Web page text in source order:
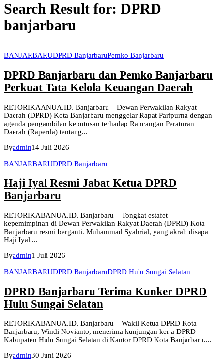
Search Result for: DPRD
banjarbaru
BANJARBARUDPRD BanjarbaruPemko Banjarbaru
DPRD Banjarbaru dan Pemko Banjarbaru
Perkuat Tata Kelola Keuangan Daerah
RETORIKAANUA.ID, Banjarbaru – Dewan Perwakilan Rakyat
Daerah (DPRD) Kota Banjarbaru menggelar Rapat Paripurna dengan
agenda pengambilan keputusan terhadap Rancangan Peraturan
Daerah (Raperda) tentang...
Byadmin14 Juli 2026
BANJARBARUDPRD Banjarbaru
Haji Iyal Resmi Jabat Ketua DPRD
Banjarbaru
RETORIKABANUA.ID, Banjarbaru – Tongkat estafet
kepemimpinan di Dewan Perwakilan Rakyat Daerah (DPRD) Kota
Banjarbaru resmi berganti. Muhammad Syahrial, yang akrab disapa
Haji Iyal,...
Byadmin1 Juli 2026
BANJARBARUDPRD BanjarbaruDPRD Hulu Sungai Selatan
DPRD Banjarbaru Terima Kunker DPRD
Hulu Sungai Selatan
RETORIKABANUA.ID, Banjarbaru – Wakil Ketua DPRD Kota
Banjarbaru, Windi Novianto, menerima kunjungan kerja DPRD
Kabupaten Hulu Sungai Selatan di Kantor DPRD Kota Banjarbaru....
Byadmin30 Juni 2026